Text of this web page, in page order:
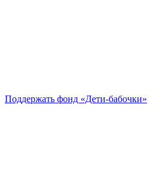
Поддержать фонд «Дети-бабочки»